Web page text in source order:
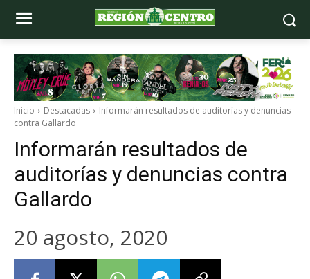
Inicio Destacadas
Informarán resultados de auditorías y denuncias
contra Gallardo
Informarán resultados de
auditorías y denuncias contra
Gallardo
20 agosto, 2020